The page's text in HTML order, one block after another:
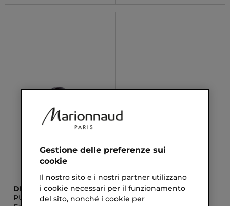
DIOR
PURE POISON
RABANNE
FAME
Gestione delle preferenze sui
cookie
Il nostro sito e i nostri partner utilizzano
i cookie necessari per il funzionamento
del sito, nonché i cookie per